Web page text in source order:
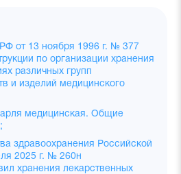
от 13 ноября 1996 г. № 377
по организации хранения
различных групп
и изделий медицинского
медицинская. Общие
здравоохранения Российской
2025 г. № 260н
хранения лекарственных